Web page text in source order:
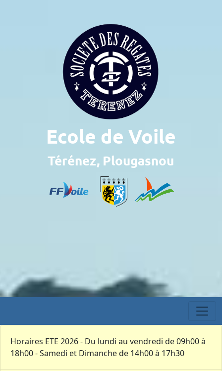
Horaires ETE 2026 - Du lundi au vendredi de 09h00 à
18h00 - Samedi et Dimanche de 14h00 à 17h30